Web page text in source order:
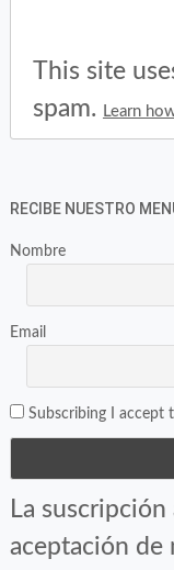
This site
spam.
Learn
RECIBE NUESTRO
Nombre
Email
Subscribing I accept
La
aceptación de